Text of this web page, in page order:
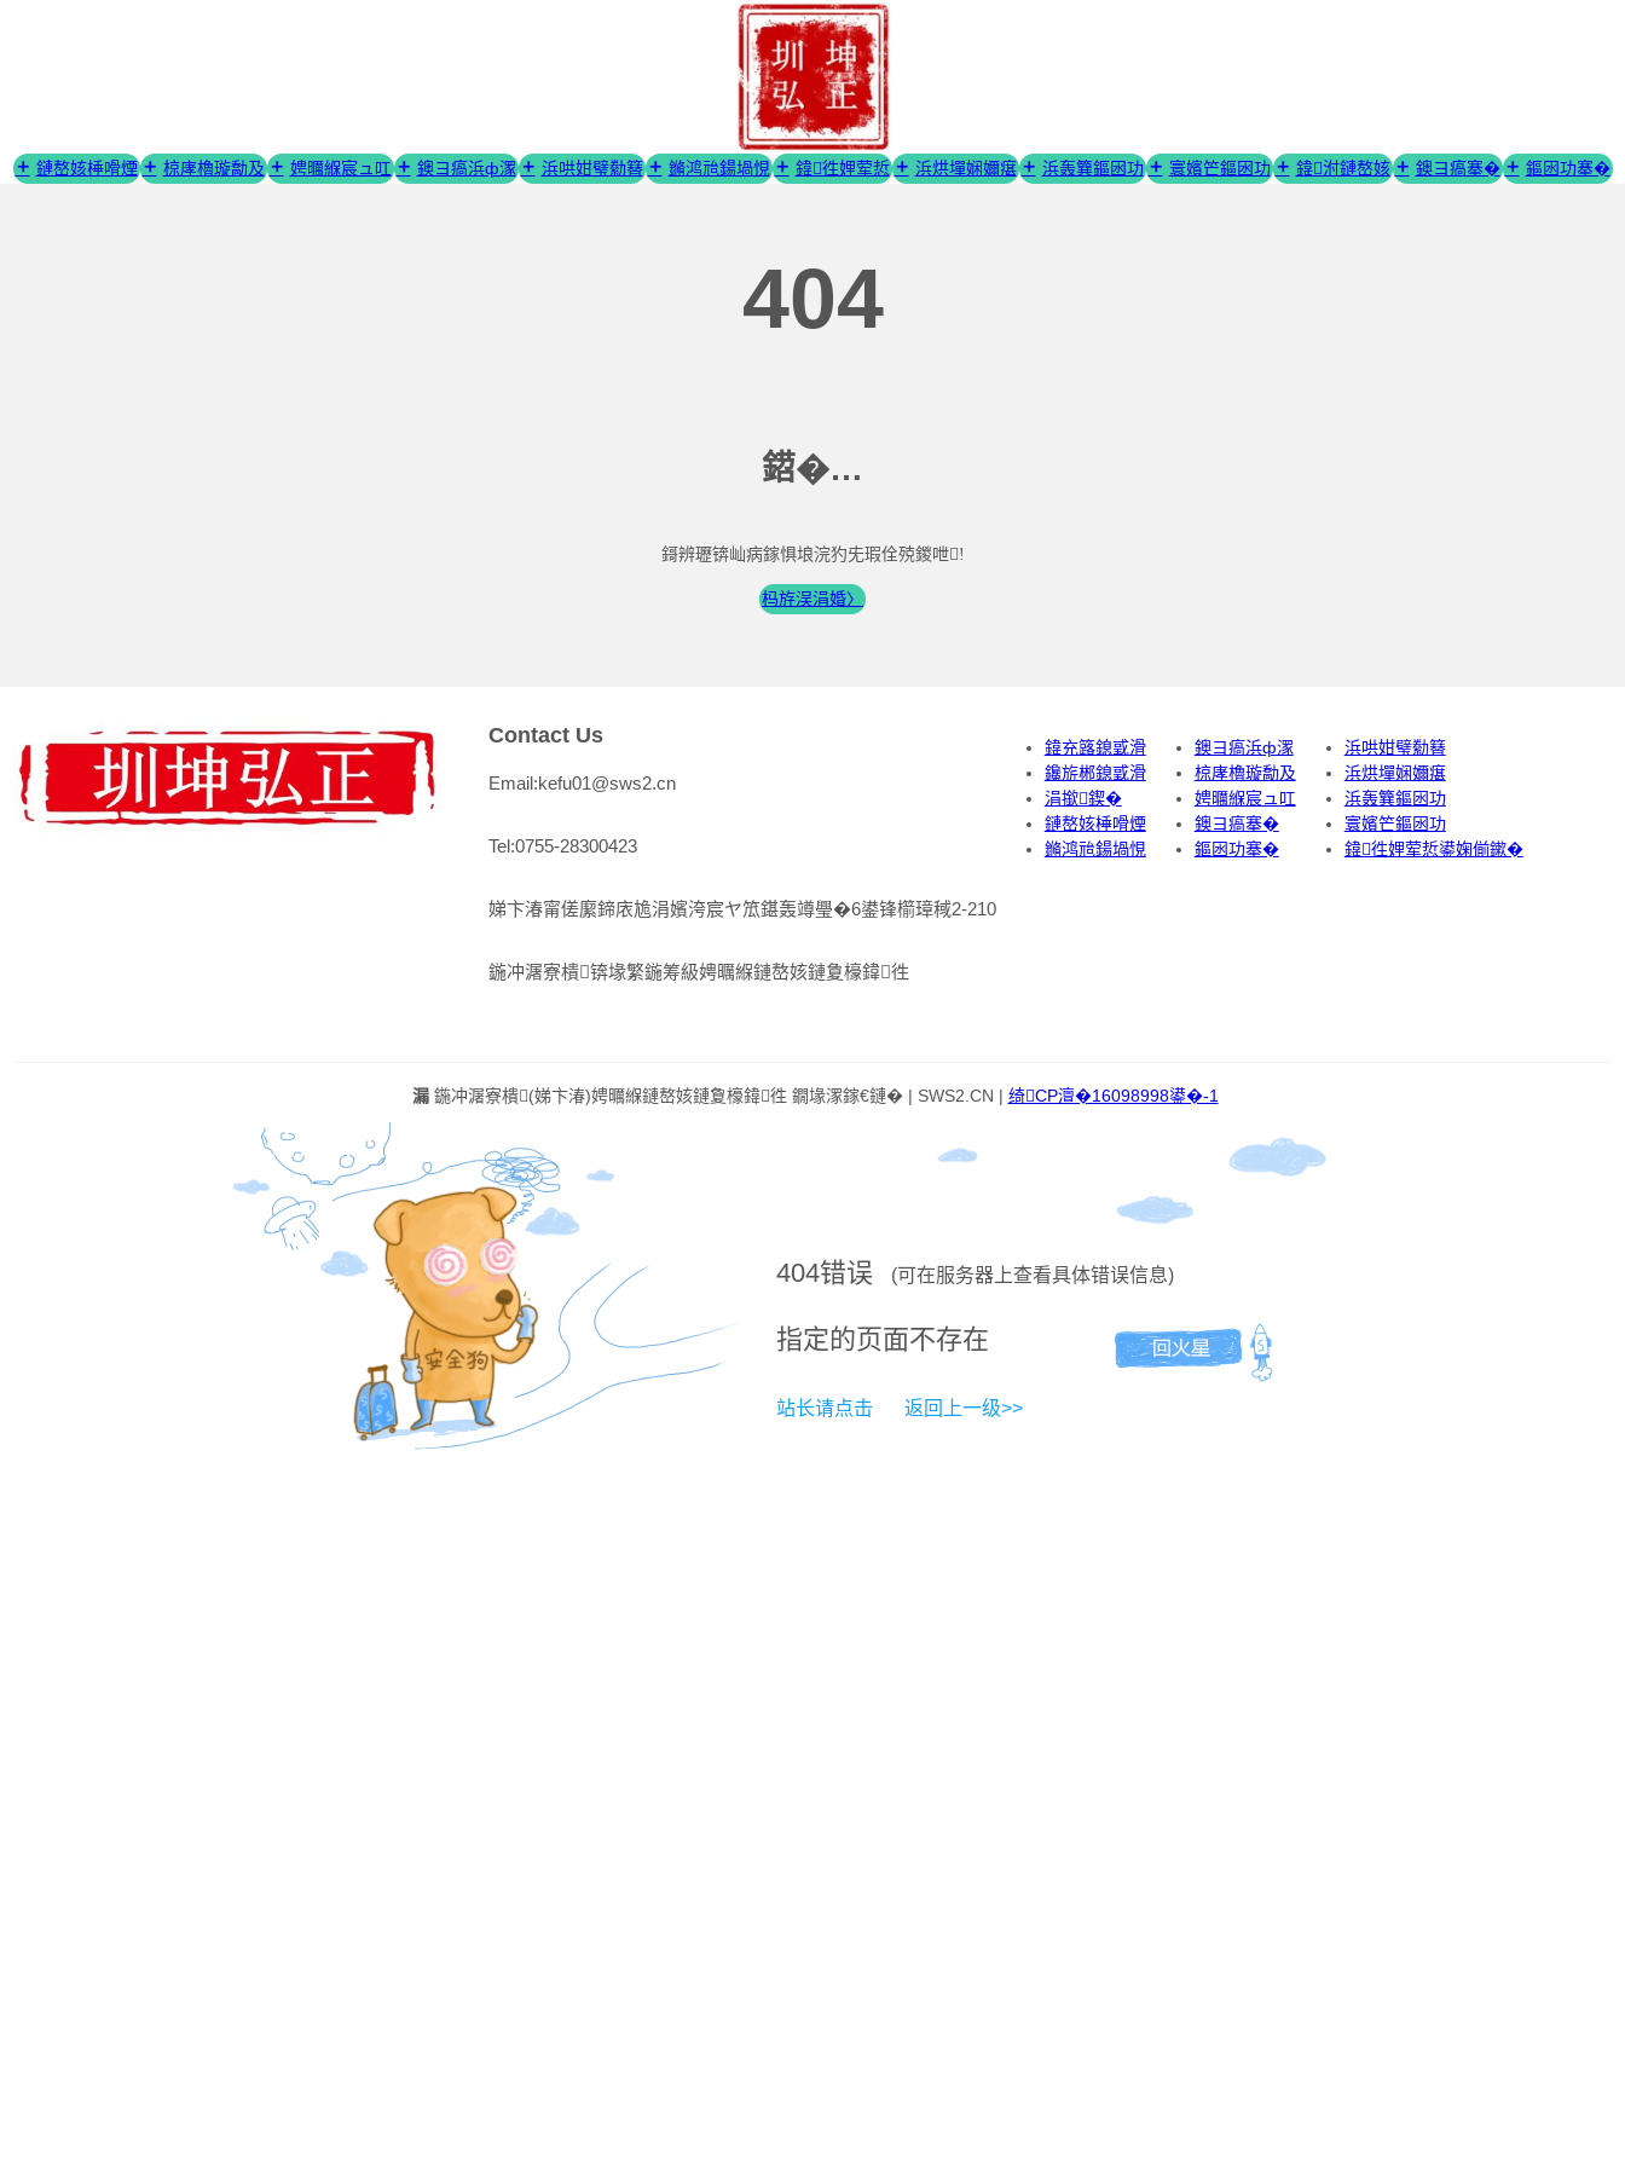
鏈嶅姟棰嗗煙
椋庨櫓璇勪及 娉曞緥宸ュ叿 鐭ヨ瘑浜ф潈 浜哄姏璧勬簮 鏅鸿兘鍚堝悓 鍏徃娌荤悊 浜烘墠娴嬭瘎 浜轰簨鏂囦功 寰嬪笀鏂囦功 鍏泭鏈嶅姟 鐭ヨ瘑搴� 鏂囦功搴�
404
鍣�…
鎶辨瓑锛屾病鎵惧埌浣犳兂瑕佺殑鍐呭!
杩斿洖涓婚〉
Contact Us
Email:kefu01@sws2.cn
Tel:0755-28300423
娣卞湷甯傞緳鍗庡尯涓嬪洿宸ヤ笟鍖轰竴璺�6鍙锋櫤璋稢2-210
鍦冲潳寮樻锛堟繁鍦筹級娉曞緥鏈嶅姟鏈夐檺鍏徃
鍏充簬鎴戜滑
鑱旂郴鎴戜滑
涓撳鍥�
鏈嶅姟棰嗗煙
鏅鸿兘鍚堝悓
鐭ヨ瘑浜ф潈
椋庨櫓璇勪及
娉曞緥宸ュ叿
鐭ヨ瘑搴�
鏂囦功搴�
浜哄姏璧勬簮
浜烘墠娴嬭瘎
浜轰簨鏂囦功
寰嬪笀鏂囦功
鍏徃娌荤悊鍙婅偂鏉�
漏鍦冲潳寮樻(娣卞湷)娉曞緥鏈嶅姟鏈夐檺鍏徃 鐗堟潈鎵€鏈� | SWS2.CN | 绮CP澶�16098998鍙�-1
404错误 (可在服务器上查看具体错误信息)
指定的页面不存在
站长请点击 返回上一级>>